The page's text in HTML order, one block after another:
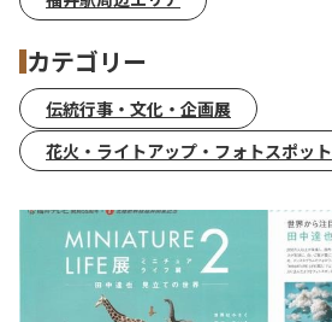
カテゴリー
伝統行事・文化・企画展
花火・ライトアップ・フォトスポット